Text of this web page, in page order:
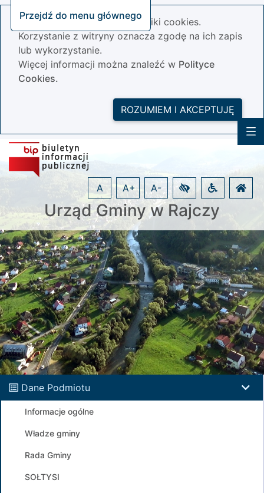
Przejdź do menu głównego
Nasza strona wykorzystuje pliki cookies.
Korzystanie z witryny oznacza zgodę na ich zapis
lub wykorzystanie.
Więcej informacji można znaleźć w Polityce
Cookies.
ROZUMIEM I AKCEPTUJĘ
Urząd Gminy w Rajczy
A A+ A-
Dane Podmiotu
Informacje ogólne
Władze gminy
Rada Gminy
SOŁTYSI